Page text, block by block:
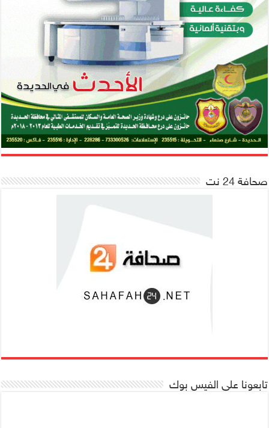
صحافة 24 نت
تابعونا على الفيس بوك